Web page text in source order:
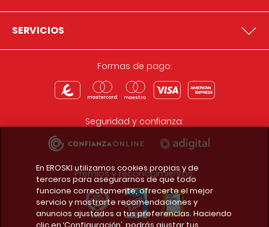
SERVICIOS
Formas de pago:
Seguridad y confianza:
Premios y reconocimientos:
En EROSKI utilizamos cookies propias y de
terceros para asegurarnos de que todo
funcione correctamente, ofrecerte el mejor
servicio y mostrarte recomendaciones y
anuncios ajustados a tus preferencias. Haciendo
clic en ‘Configuración’, podrás ajustar tus